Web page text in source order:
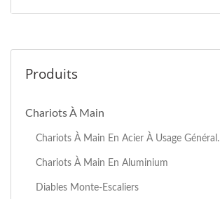
Produits
Chariots À Main
Chariots À Main En Acier À Usage Général.
Chariots À Main En Aluminium
Diables Monte-Escaliers